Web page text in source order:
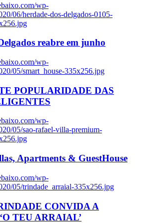
wp-
06/herdade-dos-delgados-0105-
reabre em junho
wp-
05/smart_house-335x256.jpg
POPULARIDADE DAS
wp-
05/sao-rafael-villa-premium-
Apartments & GuestHouse
wp-
05/trindade_arraial-335x256.jpg
CONVIDA A
TEU ARRAIAL’